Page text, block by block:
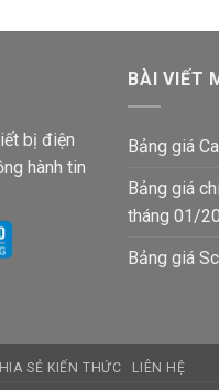
bị điện
hành tin
BÀI VIẾT
Bảng giá
Bảng giá
tháng 01/
Bảng giá
SẺ KIẾN THỨC LIÊN HỆ